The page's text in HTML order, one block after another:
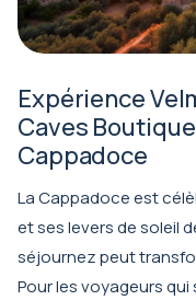
Expérience
Caves
Cappadoce
La Cappadoce est
et ses levers de soleil
séjournez peut
Pour les voyageurs